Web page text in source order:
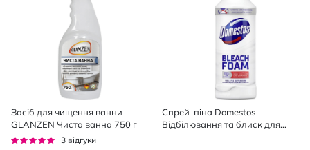
Засіб для чищення ванни
GLANZEN Чиста ванна 750 г
Рейтинг:
3 відгуки
Спрей-піна Domestos
Відбілювання та блиск для